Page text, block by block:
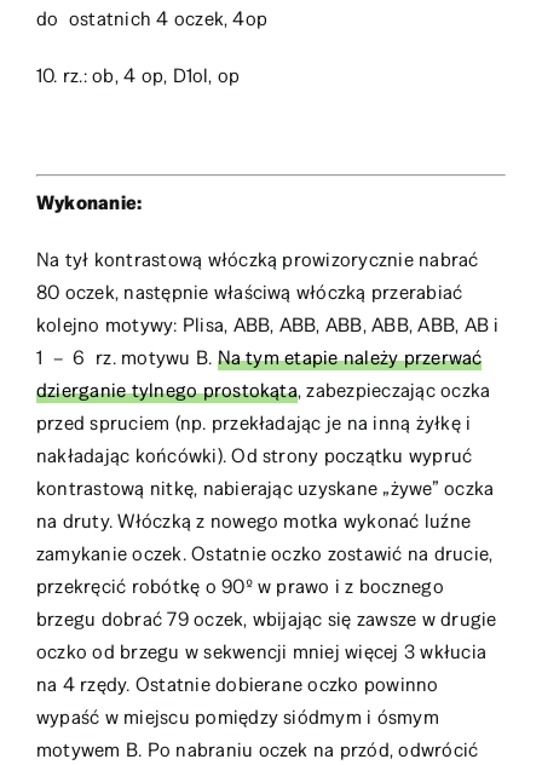
do ostatnich 4 oczek, 4op
10. rz.: ob, 4 op, D1ol, op
Wykonanie:
Na tył kontrastową włóczką prowizorycznie nabrać
80 oczek, następnie właściwą włóczką przerabiać
kolejno motywy: Plisa, ABB, ABB, ABB, ABB, ABB, AB i
1 – 6 rz. motywu B. Na tym etapie należy przerwać
dzierganie tylnego prostokąta, zabezpieczając oczka
przed spruciem (np. przekładając je na inną żyłkę i
nakładając końcówki). Od strony początku wypruć
kontrastową nitkę, nabierając uzyskane „żywe” oczka
na druty. Włóczką z nowego motka wykonać luźne
zamykanie oczek. Ostatnie oczko zostawić na drucie,
przekręcić robótkę o 90º w prawo i z bocznego
brzegu dobrać 79 oczek, wbijając się zawsze w drugie
oczko od brzegu w sekwencji mniej więcej 3 wkłucia
na 4 rzędy. Ostatnie dobierane oczko powinno
wypaść w miejscu pomiędzy siódmym i ósmym
motywem B. Po nabraniu oczek na przód, odwrócić